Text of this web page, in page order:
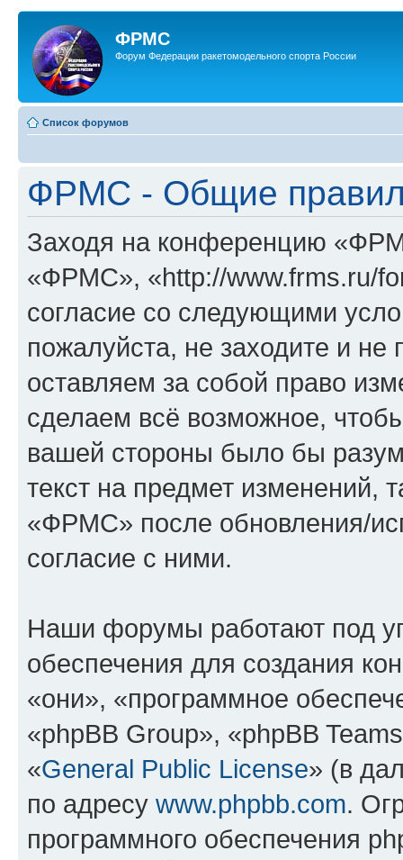
ФРМС
Форум Федерации ракетомодельного спорта России
Список форумов
ФРМС - Общие
Заходя на конференцию
«ФРМС», «http://www.frms.ru/
согласие со следующими
пожалуйста, не заходите и
оставляем за собой право
сделаем всё возможное,
вашей стороны было бы
текст на предмет изменений,
«ФРМС» после обновления/
согласие с ними.
Наши форумы работают под
обеспечения для создания
«они», «программное
«phpBB Group», «phpBB
«General Public License» (в
по адресу www.phpbb.com.
программного обеспечения